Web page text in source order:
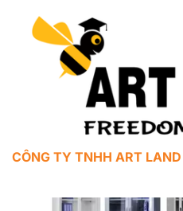
CÔNG TY TNHH ART LAND